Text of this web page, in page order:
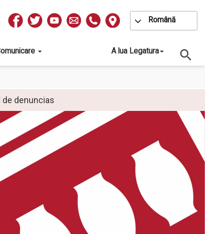
Redes
Sociales
Română
Toggle
A lua Legatura
de denuncias